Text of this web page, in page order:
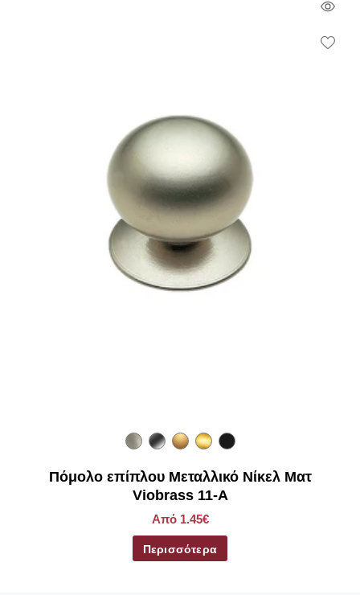
Πόμολο επίπλου Μεταλλικό Νίκελ Ματ
Viobrass 11-A
Από 1.45€
Περισσότερα